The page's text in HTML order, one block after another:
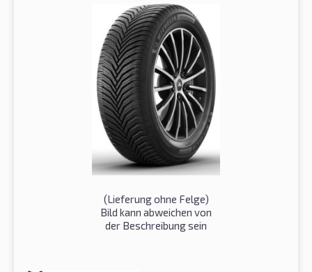
(Lieferung ohne Felge)
Bild kann abweichen von
der Beschreibung sein